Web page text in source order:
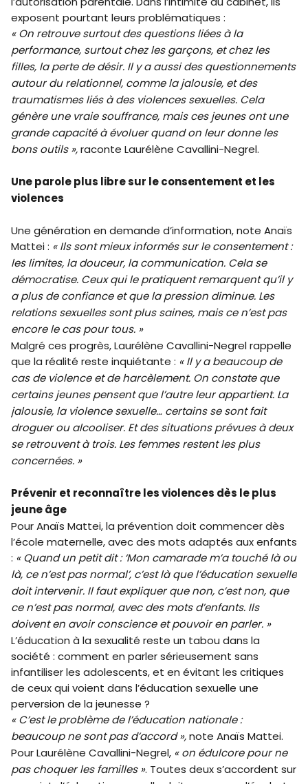
exposent pourtant leurs problématiques :
« On retrouve surtout des questions liées à la
performance, surtout chez les garçons, et chez les
filles, la perte de désir. Il y a aussi des questionnements
autour du relationnel, comme la jalousie, et des
traumatismes liés à des violences sexuelles. Cela
génère une vraie souffrance, mais ces jeunes ont une
grande capacité à évoluer quand on leur donne les
bons outils »,raconte Laurélène Cavallini-Negrel.
Une parole plus libre sur le consentement et les
violences
Une génération en demande d’information, note Anaïs
Mattei : « Ils sont mieux informés sur le consentement :
les limites, la douceur, la communication. Cela se
démocratise. Ceux qui le pratiquent remarquent qu’il y
a plus de confiance et que la pression diminue. Les
relations sexuelles sont plus saines, mais ce n’est pas
encore le cas pour tous. »
Malgré ces progrès, Laurélène Cavallini-Negrel rappelle
que la réalité reste inquiétante : « Il y a beaucoup de
cas de violence et de harcèlement. On constate que
certains jeunes pensent que l’autre leur appartient. La
jalousie, la violence sexuelle… certains se sont fait
droguer ou alcooliser. Et des situations prévues à deux
se retrouvent à trois. Les femmes restent les plus
concernées. »
Prévenir et reconnaître les violences dès le plus
jeune âge
Pour Anaïs Mattei, la prévention doit commencer dès
l’école maternelle, avec des mots adaptés aux enfants
: « Quand un petit dit : ‘Mon camarade m’a touché là ou
là, ce n’est pas normal’, c’est là que l’éducation sexuelle
doit intervenir. Il faut expliquer que non, c’est non, que
ce n’est pas normal, avec des mots d’enfants. Ils
doivent en avoir conscience et pouvoir en parler. »
L’éducation à la sexualité reste un tabou dans la
société : comment en parler sérieusement sans
infantiliser les adolescents, et en évitant les critiques
de ceux qui voient dans l’éducation sexuelle une
perversion de la jeunesse ?
« C’est le problème de l’éducation nationale :
beaucoup ne sont pas d’accord »,note Anaïs Mattei.
Pour Laurélène Cavallini-Negrel, « on édulcore pour ne
pas choquer les familles ». Toutes deux s’accordent sur